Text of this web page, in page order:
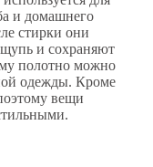
и домашнего
стирки они
и сохраняют
полотно можно
одежды. Кроме
вещи